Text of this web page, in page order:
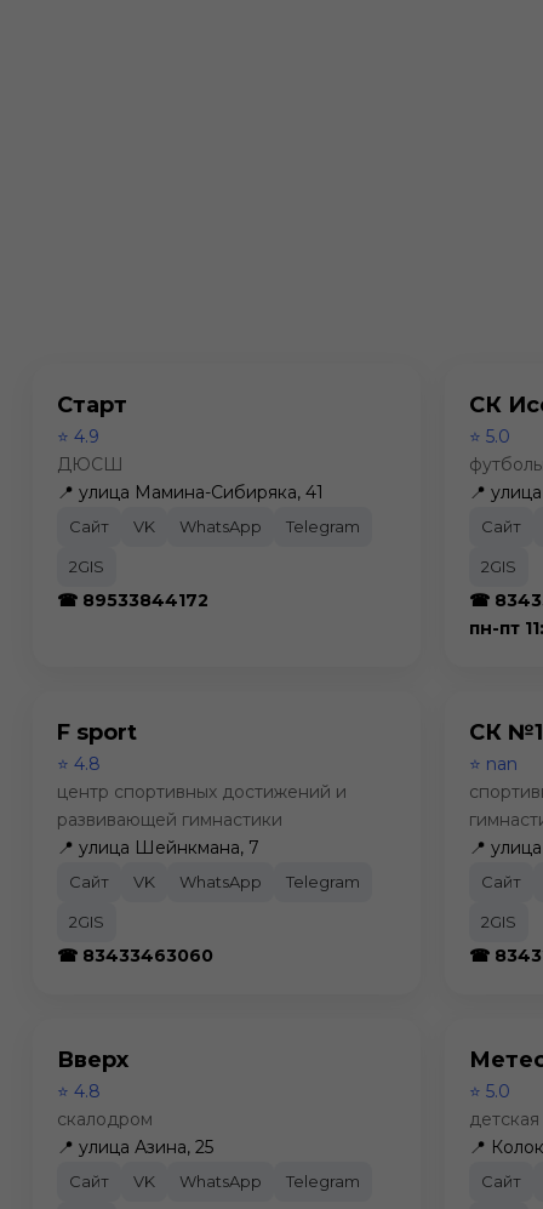
Старт
⭐ 4.9
ДЮСШ
📍 улица Мамина-Сибиряка, 41
Сайт VK WhatsApp Telegram
2GIS
☎ 89533844172
СК
⭐ 5.0
📍
Сайт
2GIS
☎
пн-пт
F sport
⭐ 4.8
центр спортивных достижений и
развивающей гимнастики
📍 улица Шейнкмана, 7
Сайт VK WhatsApp Telegram
2GIS
☎ 83433463060
СК
⭐ nan
📍
Сайт
2GIS
☎
Вверх
⭐ 4.8
скалодром
📍 улица Азина, 25
Сайт VK WhatsApp Telegram
⭐ 5.0
📍
Сайт